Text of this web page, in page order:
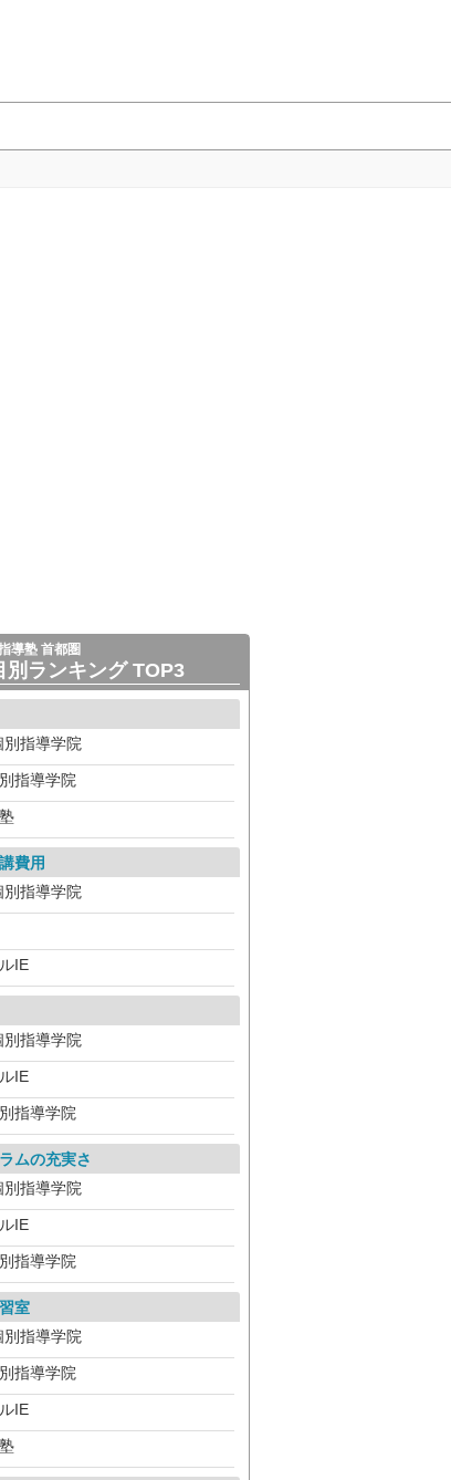
導塾 首都圏
別ランキング TOP3
別指導学院
指導学院
費用
別指導学院
IE
別指導学院
IE
指導学院
ムの充実さ
別指導学院
IE
指導学院
室
別指導学院
指導学院
IE